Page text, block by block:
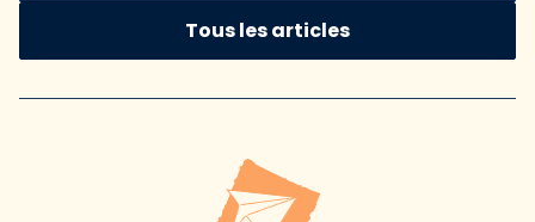
Tous les articles